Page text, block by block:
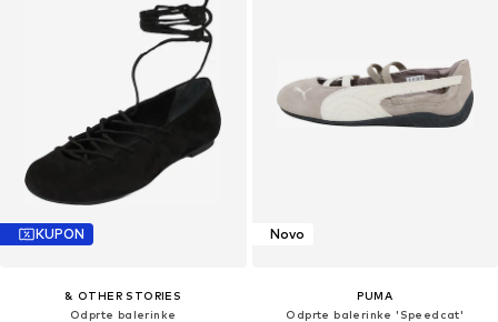
KUPON
& OTHER STORIES
Odprte balerinke
Novo
PUMA
Odprte balerinke 'Speedcat'